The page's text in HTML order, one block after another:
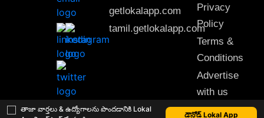
తాజా వార్తలు & ఉద్యోగాలను పొందడానికి Lokal
డౌన్లోడ్ Lokal App
getlokalapp.com
tamil.getlokalapp.com
Privacy
Policy
Terms &
Conditions
Advertise
with us
Sitemap